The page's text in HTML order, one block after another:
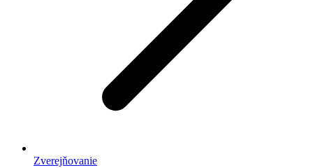
Zverejňovanie